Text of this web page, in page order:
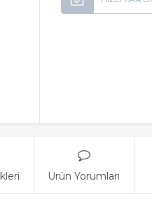
Ürün Yorumları